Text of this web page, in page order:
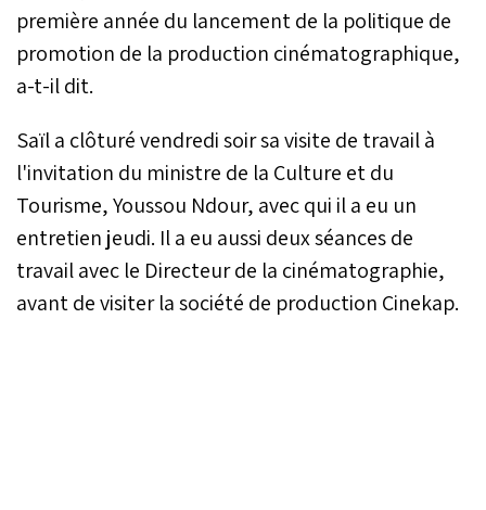
première année du lancement de la politique de
promotion de la production cinématographique,
a-t-il dit.
Saïl a clôturé vendredi soir sa visite de travail à
l'invitation du ministre de la Culture et du
Tourisme, Youssou Ndour, avec qui il a eu un
entretien jeudi. Il a eu aussi deux séances de
travail avec le Directeur de la cinématographie,
avant de visiter la société de production Cinekap.